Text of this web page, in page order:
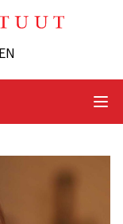
EN